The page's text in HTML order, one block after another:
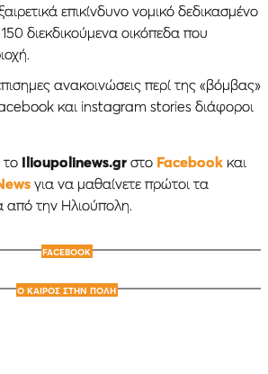
επικίνδυνο νομικό δεδικασμένο
διεκδικούμενα οικόπεδα που
ανακοινώσεις περί της «βόμβας»
και instagram stories διάφοροι
Ilioupolinews.grστο Facebookκαι
για να μαθαίνετε πρώτοι τα
από την Ηλιούπολη.
FACEBOOK
Ο ΚΑΙΡΟΣ ΣΤΗΝ ΠΟΛΗ